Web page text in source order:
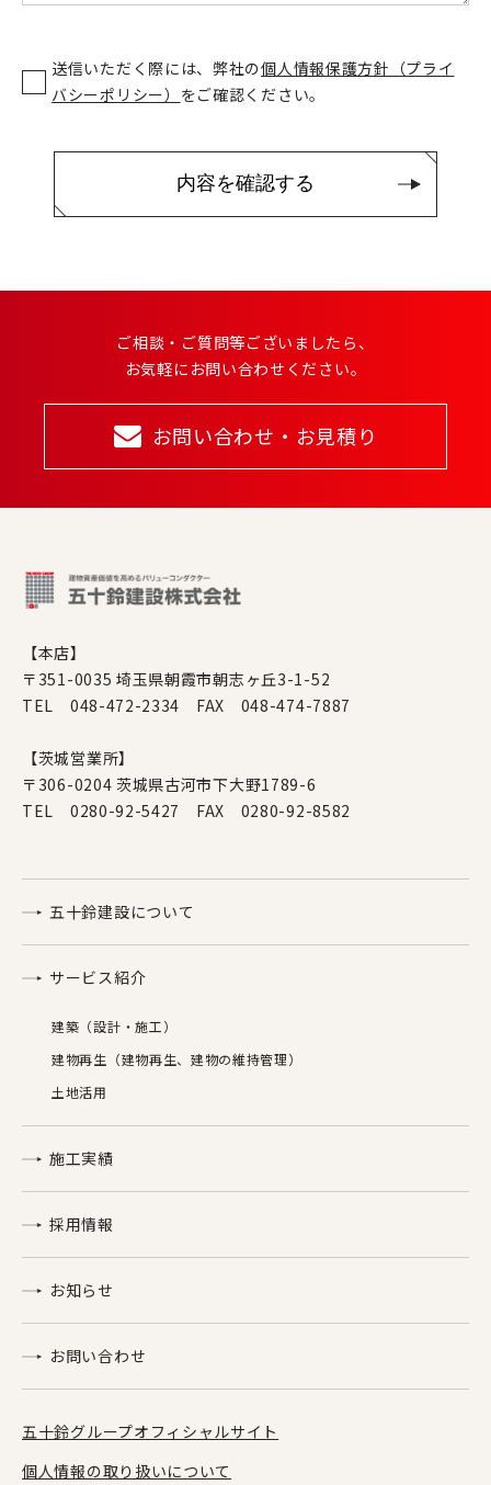
送信いただく際には、弊社の個人情報保護方針（プライ
バシーポリシー） をご確認ください。
ご相談・ご質問等ございましたら、
お気軽にお問い合わせください。
お問い合わせ・お見積り
【本店】
〒351-0035 埼玉県朝霞市朝志ヶ丘3-1-52
TEL 048-472-2334 FAX 048-474-7887
【茨城営業所】
〒306-0204 茨城県古河市下大野1789-6
TEL 0280-92-5427 FAX 0280-92-8582
五十鈴建設について
サービス紹介
建築（設計・施工）
建物再生（建物再生、建物の維持管理）
土地活用
施工実績
採用情報
お知らせ
お問い合わせ
五十鈴グループオフィシャルサイト
個人情報の取り扱いについて